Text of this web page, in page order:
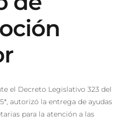
el Decreto Legislativo 323 del
autorizó la entrega de ayudas
para la atención a las